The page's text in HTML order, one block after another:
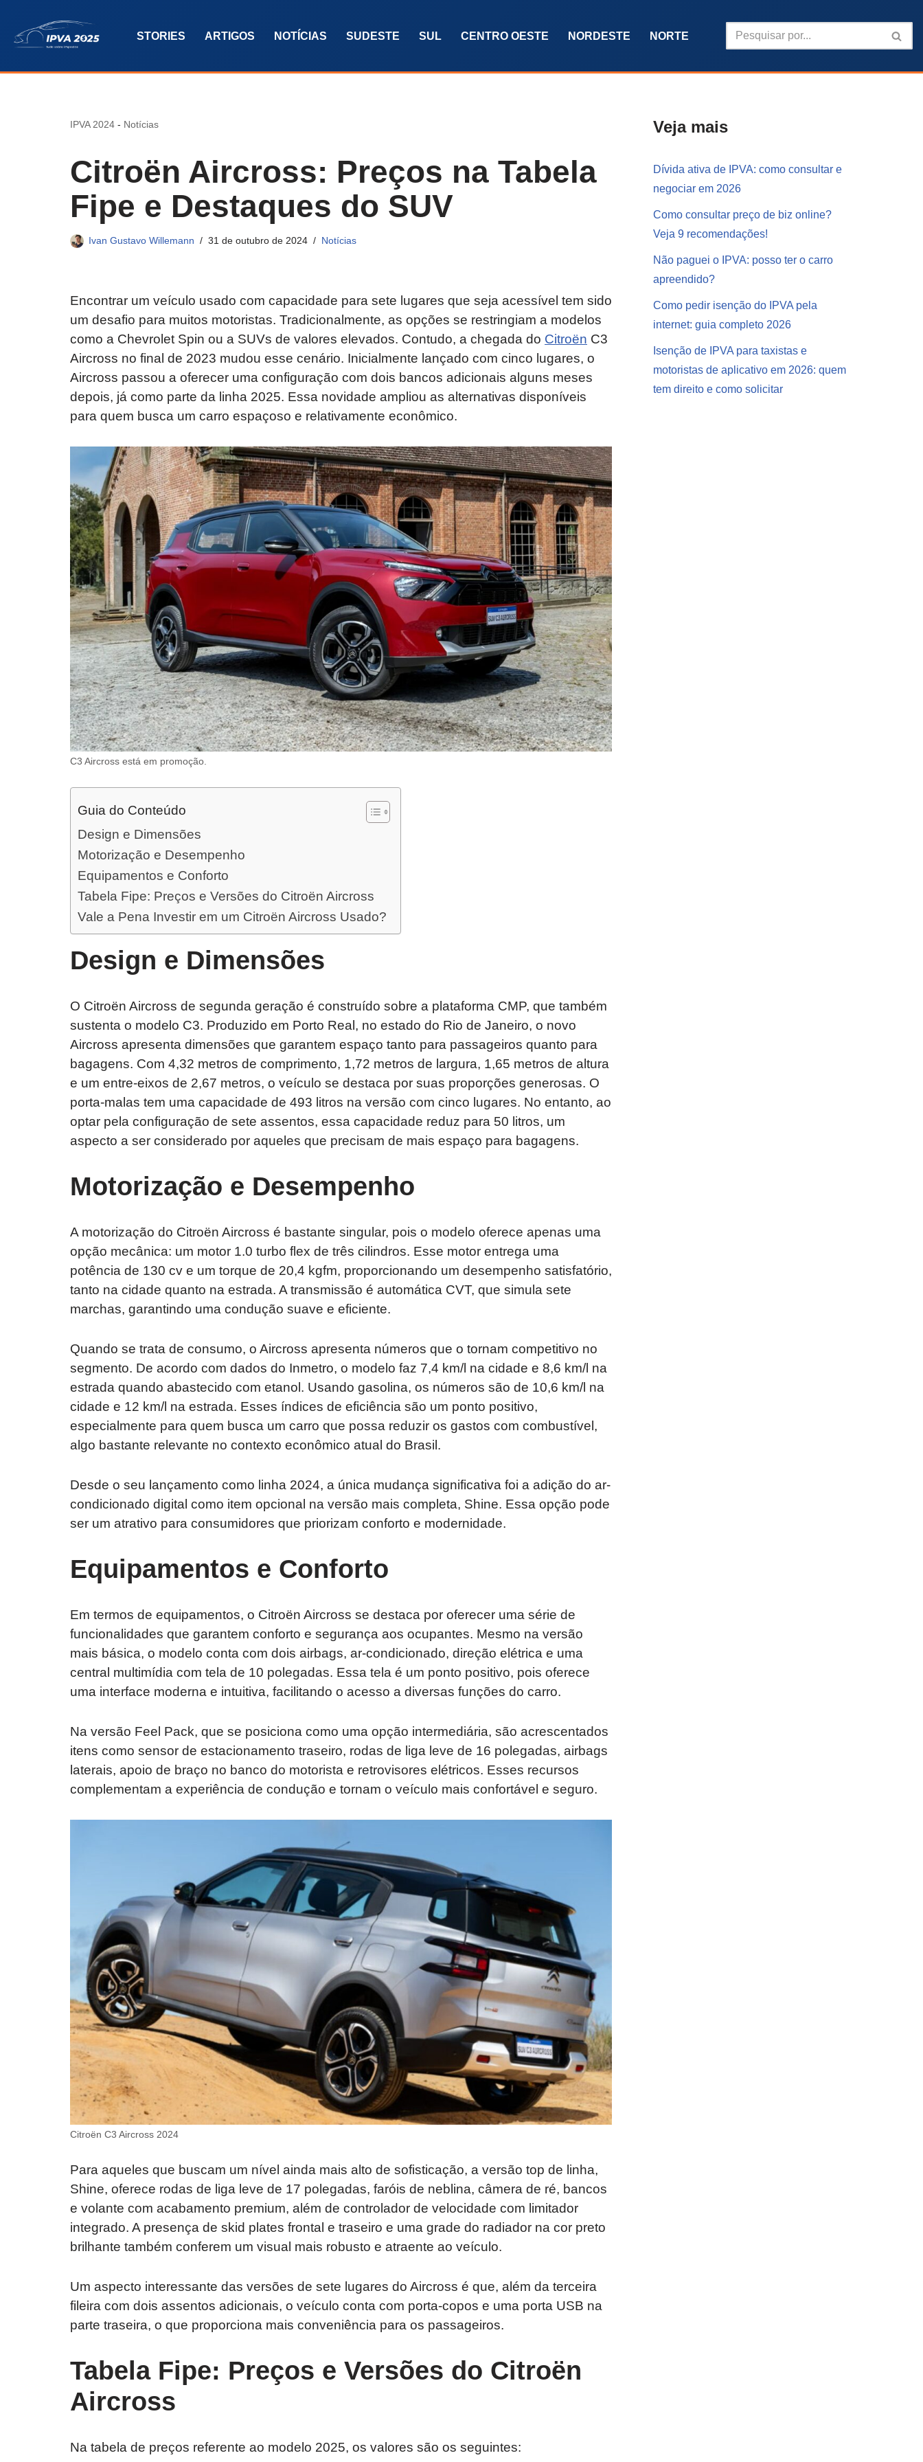
Pular
o
STORIES ARTIGOS NOTÍCIAS SUDESTE SUL CENTRO OESTE NORDESTE NORTE
IPVA 2024 - Notícias
Citroën Aircross: Preços na Tabela
Fipe e Destaques do SUV
Ivan Gustavo Willemann 31 de outubro de 2024 Notícias
Encontrar um veículo usado com capacidade para sete lugares que seja acessível tem sido
um desafio para muitos motoristas. Tradicionalmente, as opções se restringiam a modelos
como a Chevrolet Spin ou a SUVs de valores elevados. Contudo, a chegada do Citroën C3
Aircross no final de 2023 mudou esse cenário. Inicialmente lançado com cinco lugares, o
Aircross passou a oferecer uma configuração com dois bancos adicionais alguns meses
depois, já como parte da linha 2025. Essa novidade ampliou as alternativas disponíveis
para quem busca um carro espaçoso e relativamente econômico.
C3 Aircross está em promoção.
Guia do Conteúdo
Design e Dimensões
Motorização e Desempenho
Equipamentos e Conforto
Tabela Fipe: Preços e Versões do Citroën Aircross
Vale a Pena Investir em um Citroën Aircross Usado?
Design e Dimensões
O Citroën Aircross de segunda geração é construído sobre a plataforma CMP, que também
sustenta o modelo C3. Produzido em Porto Real, no estado do Rio de Janeiro, o novo
Aircross apresenta dimensões que garantem espaço tanto para passageiros quanto para
bagagens. Com 4,32 metros de comprimento, 1,72 metros de largura, 1,65 metros de altura
e um entre-eixos de 2,67 metros, o veículo se destaca por suas proporções generosas. O
porta-malas tem uma capacidade de 493 litros na versão com cinco lugares. No entanto, ao
optar pela configuração de sete assentos, essa capacidade reduz para 50 litros, um
aspecto a ser considerado por aqueles que precisam de mais espaço para bagagens.
Motorização e Desempenho
A motorização do Citroën Aircross é bastante singular, pois o modelo oferece apenas uma
opção mecânica: um motor 1.0 turbo flex de três cilindros. Esse motor entrega uma
potência de 130 cv e um torque de 20,4 kgfm, proporcionando um desempenho satisfatório,
tanto na cidade quanto na estrada. A transmissão é automática CVT, que simula sete
marchas, garantindo uma condução suave e eficiente.
Quando se trata de consumo, o Aircross apresenta números que o tornam competitivo no
segmento. De acordo com dados do Inmetro, o modelo faz 7,4 km/l na cidade e 8,6 km/l na
estrada quando abastecido com etanol. Usando gasolina, os números são de 10,6 km/l na
cidade e 12 km/l na estrada. Esses índices de eficiência são um ponto positivo,
especialmente para quem busca um carro que possa reduzir os gastos com combustível,
algo bastante relevante no contexto econômico atual do Brasil.
Desde o seu lançamento como linha 2024, a única mudança significativa foi a adição do ar-
condicionado digital como item opcional na versão mais completa, Shine. Essa opção pode
ser um atrativo para consumidores que priorizam conforto e modernidade.
Equipamentos e Conforto
Em termos de equipamentos, o Citroën Aircross se destaca por oferecer uma série de
funcionalidades que garantem conforto e segurança aos ocupantes. Mesmo na versão
mais básica, o modelo conta com dois airbags, ar-condicionado, direção elétrica e uma
central multimídia com tela de 10 polegadas. Essa tela é um ponto positivo, pois oferece
uma interface moderna e intuitiva, facilitando o acesso a diversas funções do carro.
Na versão Feel Pack, que se posiciona como uma opção intermediária, são acrescentados
itens como sensor de estacionamento traseiro, rodas de liga leve de 16 polegadas, airbags
laterais, apoio de braço no banco do motorista e retrovisores elétricos. Esses recursos
complementam a experiência de condução e tornam o veículo mais confortável e seguro.
Citroën C3 Aircross 2024
Para aqueles que buscam um nível ainda mais alto de sofisticação, a versão top de linha,
Shine, oferece rodas de liga leve de 17 polegadas, faróis de neblina, câmera de ré, bancos
e volante com acabamento premium, além de controlador de velocidade com limitador
integrado. A presença de skid plates frontal e traseiro e uma grade do radiador na cor preto
brilhante também conferem um visual mais robusto e atraente ao veículo.
Um aspecto interessante das versões de sete lugares do Aircross é que, além da terceira
fileira com dois assentos adicionais, o veículo conta com porta-copos e uma porta USB na
parte traseira, o que proporciona mais conveniência para os passageiros.
Tabela Fipe: Preços e Versões do Citroën
Aircross
Na tabela de preços referente ao modelo 2025, os valores são os seguintes:
Veja mais
Dívida ativa de IPVA: como consultar e
negociar em 2026
Como consultar preço de biz online?
Veja 9 recomendações!
Não paguei o IPVA: posso ter o carro
apreendido?
Como pedir isenção do IPVA pela
internet: guia completo 2026
Isenção de IPVA para taxistas e
motoristas de aplicativo em 2026: quem
tem direito e como solicitar